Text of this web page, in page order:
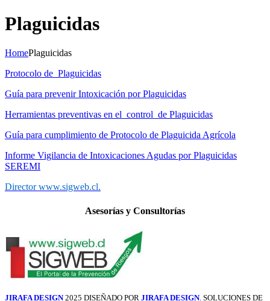
Plaguicidas
HomePlaguicidas
Protocolo de Plaguicidas
Guía para prevenir Intoxicación por Plaguicidas
Herramientas preventivas en el control de Plaguicidas
Guía para cumplimiento de Protocolo de Plaguicida Agrícola
Informe Vigilancia de Intoxicaciones Agudas por Plaguicidas
SEREMI
Director www.sigweb.cl.
Asesorías y Consultorías
JIRAFA DESIGN 2025 DISEÑADO POR JIRAFA DESIGN. SOLUCIONES DE